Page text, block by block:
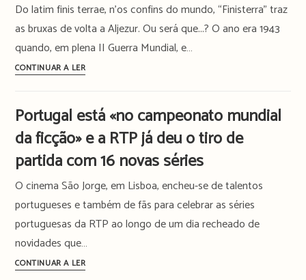
Do latim finis terrae, n’os confins do mundo, “Finisterra” traz
as bruxas de volta a Aljezur. Ou será que...? O ano era 1943
quando, em plena II Guerra Mundial, e…
CONTINUAR A LERHá
Aljezur?
“Finisterra”
na
RTP
para
fazer
«questionar
Portugal está «no campeonato mundial
da ficção» e a RTP já deu o tiro de
partida com 16 novas séries
O cinema São Jorge, em Lisboa, encheu-se de talentos
portugueses e também de fãs para celebrar as séries
portuguesas da RTP ao longo de um dia recheado de
novidades que…
CONTINUAR A LERPortugal